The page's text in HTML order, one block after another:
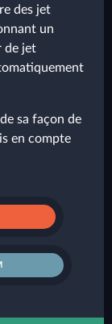
des jet
un
de jet
sa façon de
en compte